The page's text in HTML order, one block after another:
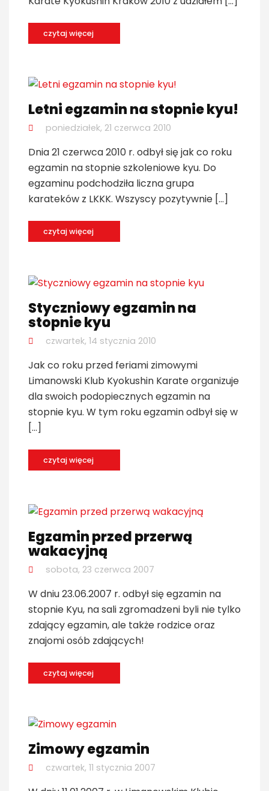
czytaj więcej
Letni egzamin na stopnie kyu!
poniedziałek, 21 czerwca 2010
Dnia 21 czerwca 2010 r. odbył się jak co roku
egzamin na stopnie szkoleniowe kyu. Do
egzaminu podchodziła liczna grupa
karateków z LKKK. Wszyscy pozytywnie […]
czytaj więcej
Styczniowy egzamin na
stopnie kyu
czwartek, 14 stycznia 2010
Jak co roku przed feriami zimowymi
Limanowski Klub Kyokushin Karate organizuje
dla swoich podopiecznych egzamin na
stopnie kyu. W tym roku egzamin odbył się w
[…]
czytaj więcej
Egzamin przed przerwą
wakacyjną
sobota, 23 czerwca 2007
W dniu 23.06.2007 r. odbył się egzamin na
stopnie Kyu, na sali zgromadzeni byli nie tylko
zdający egzamin, ale także rodzice oraz
znajomi osób zdających!
czytaj więcej
Zimowy egzamin
czwartek, 11 stycznia 2007